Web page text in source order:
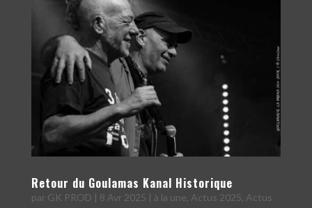
Retour du Goulamas Kanal Historique
par GK PROD | 8 Avr 2025 | à la une Actus 2025 Actus